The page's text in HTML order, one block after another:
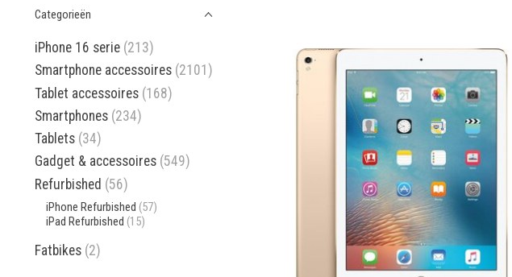
Categorieën
iPhone 16 serie (213)
Smartphone accessoires (2101)
Tablet accessoires (168)
Smartphones (234)
Tablets (34)
Gadget & accessoires (549)
Refurbished (56)
iPhone Refurbished (57)
iPad Refurbished (15)
Fatbikes (2)